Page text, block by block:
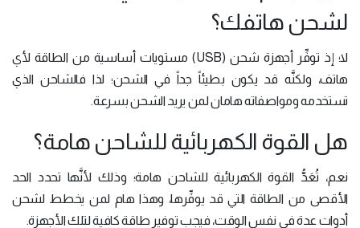
لشحن هاتفك؟
لا؛ إذ توفِّر أجهزة شحن (USB) مستويات أساسية من الطاقة لأي
هاتف، ولكنَّه قد يكون بطيئاً جداً في الشحن؛ لذا فالشاحن الذي
تستخدمه ومواصفاته هامان لمن يريد الشحن بسرعة.
هل القوة الكهربائية للشاحن هامة؟
نعم، تُعَدُّ القوة الكهربائية للشاحن هامة؛ وذلك لأنَّها تحدد الحد
الأقصى من الطاقة التي قد يوفِّرها، وهذا هام لمن يخطط لشحن
أدوات عدة في نفس الوقت، فيجب توفير طاقة كافية لتلك الأجهزة.